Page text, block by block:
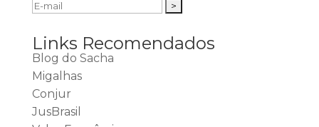
Links Recomendados
Blog do Sacha
Migalhas
Conjur
JusBrasil